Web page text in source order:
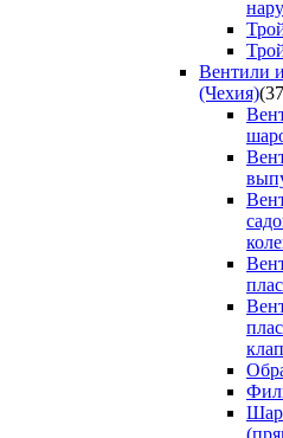
Вентили
(Чехия)